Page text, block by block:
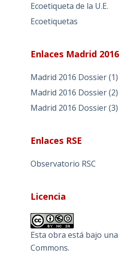
Ecoetiqueta de la U.E.
Ecoetiquetas
Enlaces Madrid 2016
Madrid 2016 Dossier (1)
Madrid 2016 Dossier (2)
Madrid 2016 Dossier (3)
Enlaces RSE
Observatorio RSC
Licencia
Esta obra está bajo una
Commons.